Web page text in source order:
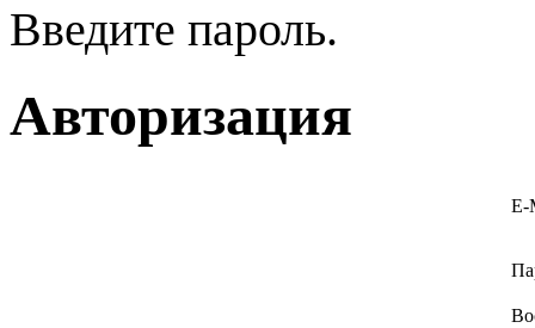
Введите пароль.
Авторизация
E-